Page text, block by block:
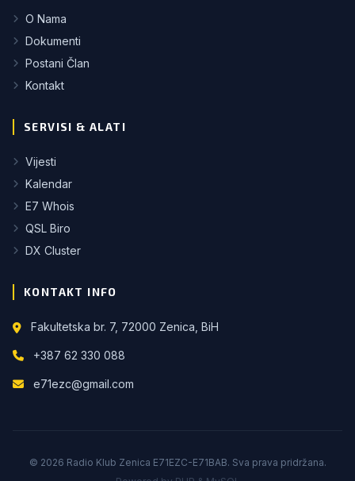
O Nama
Dokumenti
Postani Član
Kontakt
SERVISI & ALATI
Vijesti
Kalendar
E7 Whois
QSL Biro
DX Cluster
KONTAKT INFO
Fakultetska br. 7, 72000 Zenica, BiH
+387 62 330 088
e71ezc@gmail.com
© 2026 Radio Klub Zenica E71EZC-E71BAB. Sva prava pridržana.